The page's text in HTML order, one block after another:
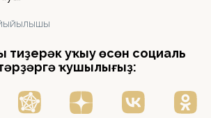
ЙЫЙЫЛЫШЫ
тиҙерәк уҡыу өсөн социаль
ҡушылығыҙ: